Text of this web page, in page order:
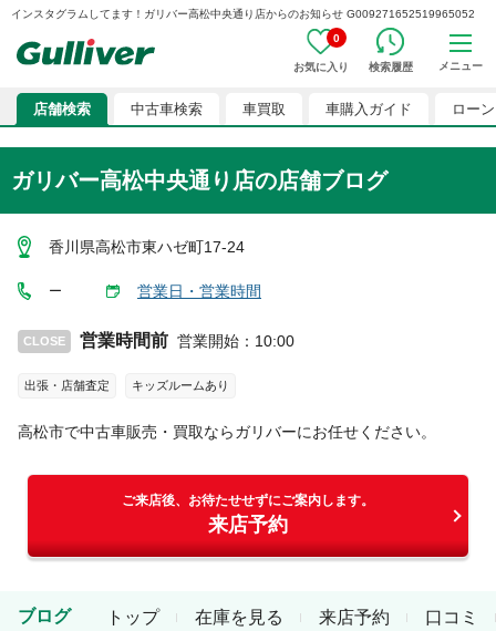
インスタグラムしてます！ガリバー高松中央通り店からのお知らせ G009271652519965052
0
お気に入り 検索履歴 メニュー
店舗検索 中古車検索 車買取 車購入ガイド ローン
ガリバー高松中央通り店の店舗ブログ
香川県高松市東ハゼ町17-24
ー 営業日・営業時間
CLOSE 営業時間前 営業開始 ： 10:00
出張・店舗査定 キッズルームあり
高松市で中古車販売・買取ならガリバーにお任せください。
ご来店後、お待たせせずにご案内します。
来店予約
トップ 在庫を見る 来店予約 口コミ
ブログ